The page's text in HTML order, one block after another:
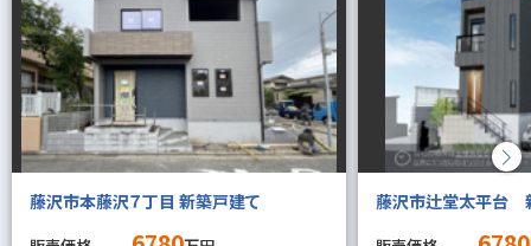
藤沢市本藤沢７丁目 新築戸建て 藤沢市辻堂太平台